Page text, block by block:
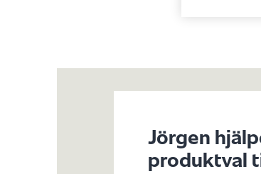
Jörgen
produktval